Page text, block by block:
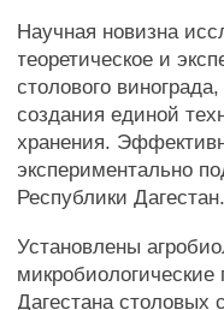
Научная новизна
теоретическое и
столового
создания единой
хранения.
экспериментально
Республики Дагестан.
Установлены
Дагестана столовых